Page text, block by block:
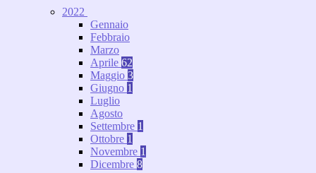
2022
Gennaio
Febbraio
Marzo
Aprile 62
Maggio 3
Giugno 1
Luglio
Agosto
Settembre 1
Ottobre 1
Novembre 1
Dicembre 8